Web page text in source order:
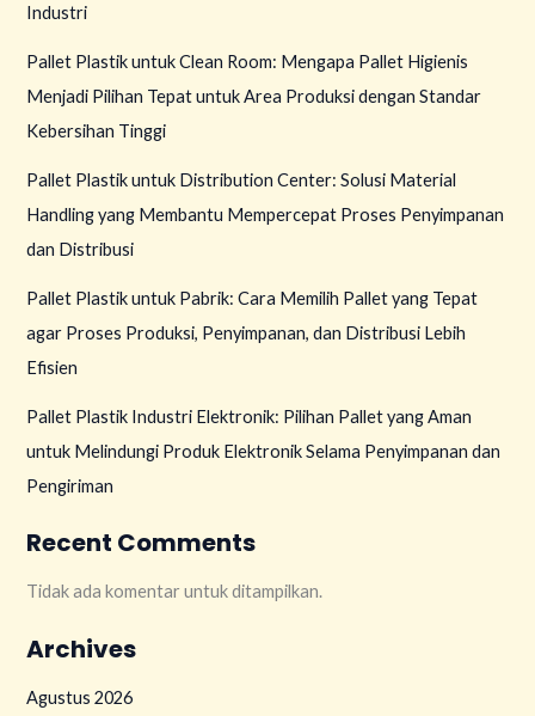
Industri
Pallet Plastik untuk Clean Room: Mengapa Pallet Higienis
Menjadi Pilihan Tepat untuk Area Produksi dengan Standar
Kebersihan Tinggi
Pallet Plastik untuk Distribution Center: Solusi Material
Handling yang Membantu Mempercepat Proses Penyimpanan
dan Distribusi
Pallet Plastik untuk Pabrik: Cara Memilih Pallet yang Tepat
agar Proses Produksi, Penyimpanan, dan Distribusi Lebih
Efisien
Pallet Plastik Industri Elektronik: Pilihan Pallet yang Aman
untuk Melindungi Produk Elektronik Selama Penyimpanan dan
Pengiriman
Recent Comments
Tidak ada komentar untuk ditampilkan.
Archives
Agustus 2026